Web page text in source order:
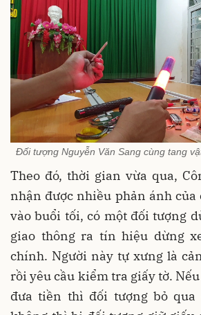
Đối tượng Nguyễn Văn Sang cùng tang
Theo đó, thời gian vừa qua,
nhận được nhiều phản ánh của
vào buổi tối, có một đối tượng
giao thông ra tín hiệu dừng
chính. Người này tự xưng là
rồi yêu cầu kiểm tra giấy tờ.
đưa tiền thì đối tượng bỏ qua